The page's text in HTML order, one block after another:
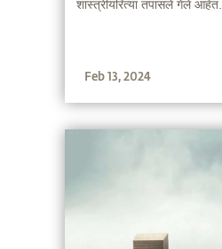
शास्त्रीयरित्या तपासले गेले आहेत.
Feb 13, 2024